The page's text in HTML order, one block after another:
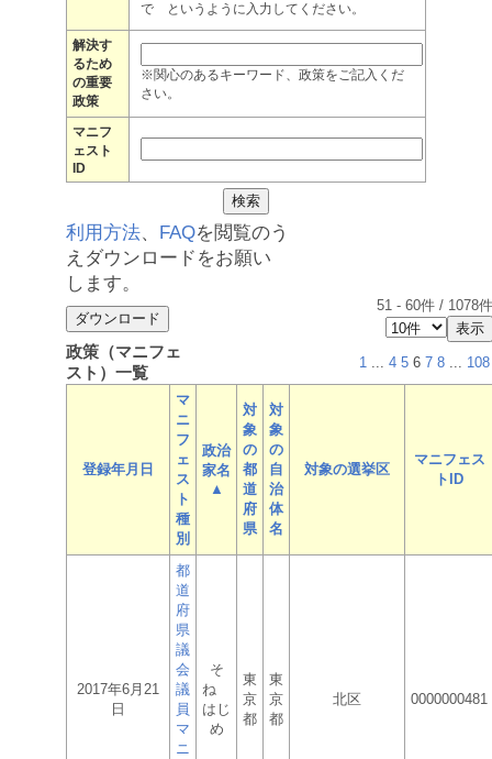
で というように入力してください。
解決す
るため
の重要
政策
※関心のあるキーワード、政策をご記入くだ
さい。
マニフ
ェスト
ID
利用方法、 FAQを閲覧のう
えダウンロードをお願い
します。
51 - 60件 / 1078件
政策（マニフェ
スト）一覧
1 ... 4 5 6 7 8 ... 108
登録年月日
マ
ニ
フ
ェ
ス
ト
種
別
政治
家名
▲
対
象
の
都
道
府
県
対
象
の
自
治
体
名
対象の選挙区
マニフェス
トID
2017年6月21
日
都
道
府
県
議
会
議
員
マ
ニ
そ
ね
はじ
め
東
京
都
東
京
都
北区 0000000481